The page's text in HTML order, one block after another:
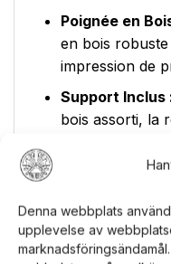
Denna webbplats
upplevelse av
Poignée en
en bois
impression de
Support Inclus
bois assorti, la
Dimensions et
Comprenez sa
mesures. Il est
de votre nouvelle